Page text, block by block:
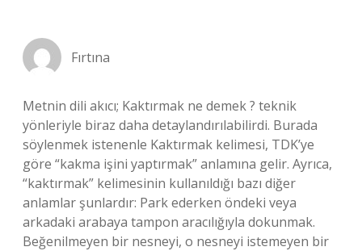
Fırtına
Metnin dili akıcı; Kaktırmak ne demek ? teknik
yönleriyle biraz daha detaylandırılabilirdi. Burada
söylenmek istenenle Kaktırmak kelimesi, TDK’ye
göre “kakma işini yaptırmak” anlamına gelir. Ayrıca,
“kaktırmak” kelimesinin kullanıldığı bazı diğer
anlamlar şunlardır: Park ederken öndeki veya
arkadaki arabaya tampon aracılığıyla dokunmak.
Beğenilmeyen bir nesneyi, o nesneyi istemeyen bir